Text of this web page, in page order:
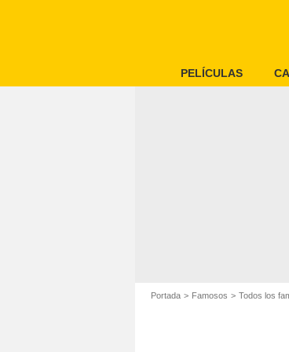
PELÍCULAS
Portada Famosos Todos los